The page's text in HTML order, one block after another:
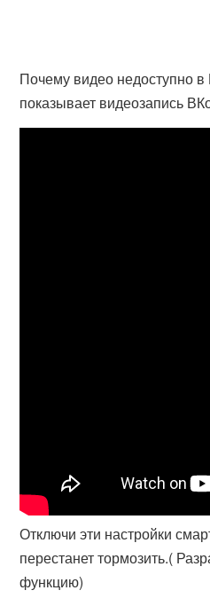
Почему видео недоступно
показывает видеозапись
Отключи эти настройки
перестанет тормозить.(
функцию)